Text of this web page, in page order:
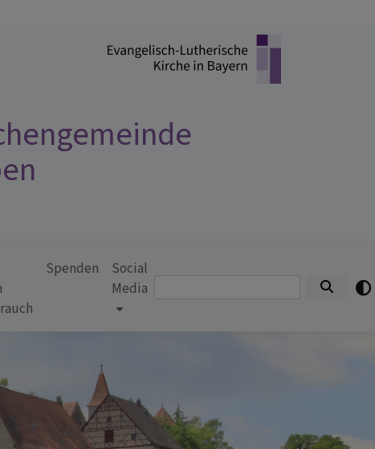
Spenden
Social
MediaSuche